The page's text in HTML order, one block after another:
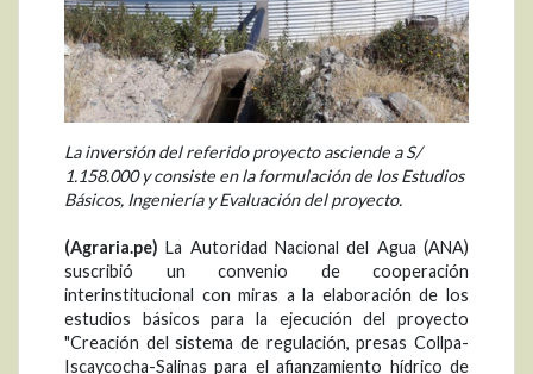
La inversión del referido proyecto asciende a S/
1.158.000 y consiste en la formulación de los Estudios
Básicos, Ingeniería y Evaluación del proyecto.
(Agraria.pe) La Autoridad Nacional del Agua (ANA)
suscribió un convenio de cooperación
interinstitucional con miras a la elaboración de los
estudios básicos para la ejecución del proyecto
"Creación del sistema de regulación, presas Collpa-
Iscaycocha-Salinas para el afianzamiento hídrico de